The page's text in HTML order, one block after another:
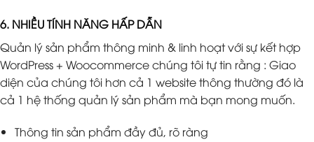
6. NHIỀU TÍNH NĂNG HẤP DẪN
Quản lý sản phẩm thông minh & linh hoạt với sự kết hợp
WordPress + Woocommerce chúng tôi tự tin rằng : Giao
diện của chúng tôi hơn cả 1 website thông thường đó là
cả 1 hệ thống quản lý sản phẩm mà bạn mong muốn.
Thông tin sản phẩm đầy đủ, rõ ràng